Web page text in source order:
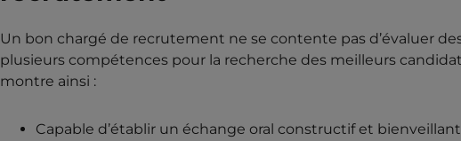
Un bon chargé de recrutement ne se contente pas d’évaluer
plusieurs compétences pour la recherche des meilleurs
montre ainsi :
Capable d’établir un échange oral constructif et bienveillant